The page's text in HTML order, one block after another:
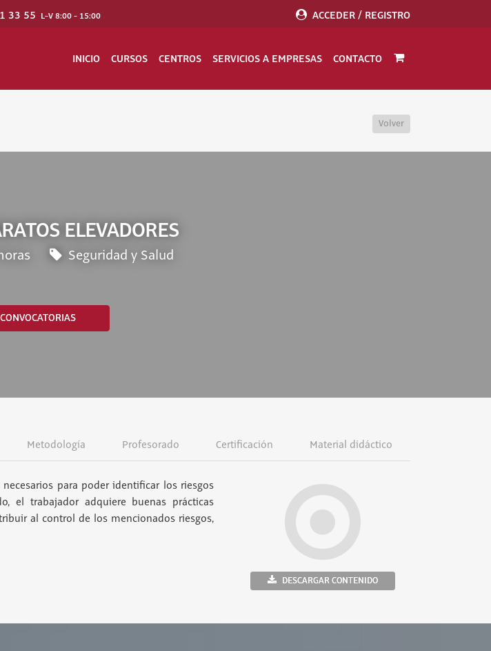
33 55 L-V 8:00 - 15:00 ACCEDER / REGISTRO
INICIO CURSOS CENTROS SERVICIOS A EMPRESAS CONTACTO
Volver
ELEVADORES
Seguridad y Salud
Metodología Profesorado Certificación Material didáctico
para poder identificar los riesgos
el trabajador adquiere buenas prácticas
al control de los mencionados riesgos,
DESCARGAR CONTENIDO